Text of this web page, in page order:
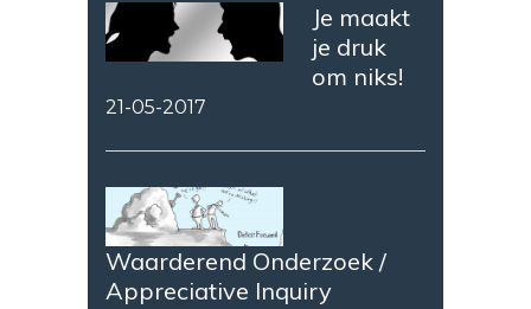
Je maakt
je druk
om niks!
21-05-2017
Waarderend Onderzoek /
Appreciative Inquiry